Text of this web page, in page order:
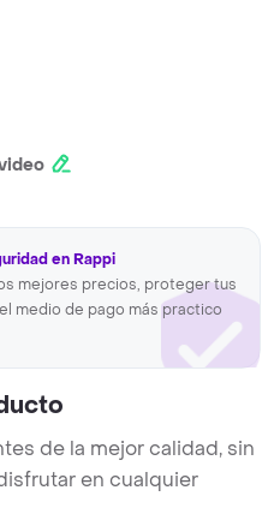
en Rappi
mejores precios, proteger tus
medio de pago más practico
de la mejor calidad, sin
en cualquier